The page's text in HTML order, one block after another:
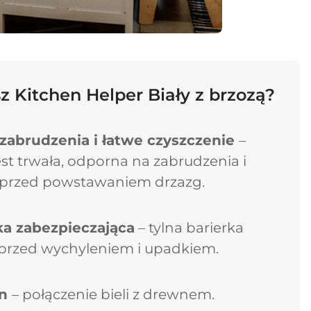
Kitchen Helper Biały z brzozą?
i łatwe czyszczenie –
trwała, odporna na zabrudzenia i
powstawaniem drzazg.
zabezpieczająca – tylna barierka
wychyleniem i upadkiem.
– połączenie bieli z drewnem.